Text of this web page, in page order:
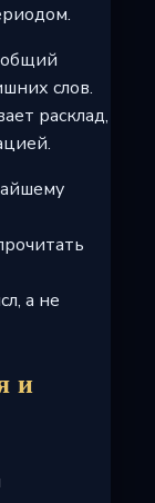
слов.
расклад,
а не
и